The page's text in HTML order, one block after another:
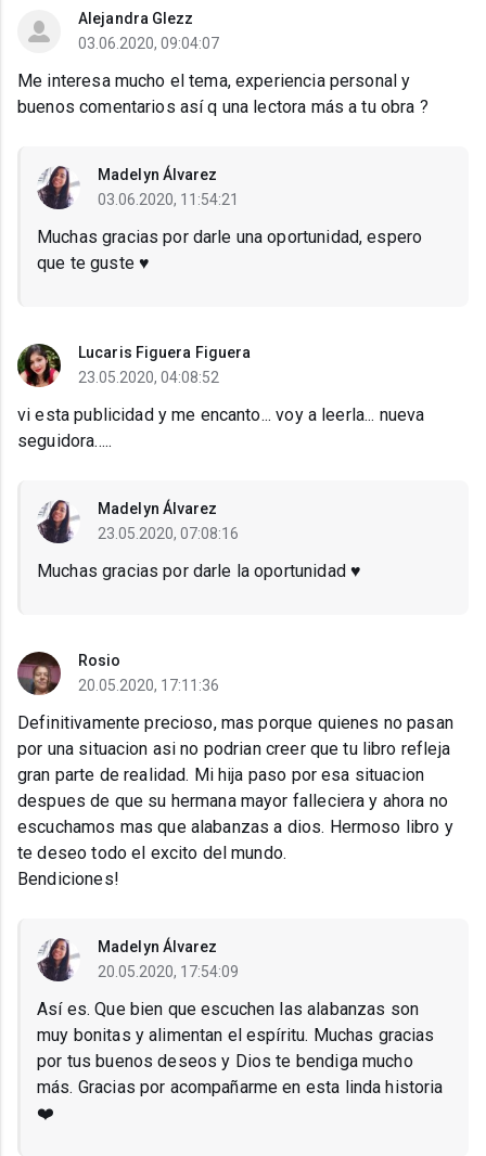
Alejandra Glezz
03.06.2020, 09:04:07
Me interesa mucho el tema, experiencia personal y
buenos comentarios así q una lectora más a tu obra ?
Madelyn Álvarez
03.06.2020, 11:54:21
Muchas gracias por darle una oportunidad, espero
que te guste ♥️
Lucaris Figuera Figuera
23.05.2020, 04:08:52
vi esta publicidad y me encanto... voy a leerla... nueva
seguidora.....
Madelyn Álvarez
23.05.2020, 07:08:16
Muchas gracias por darle la oportunidad ♥
Rosio
20.05.2020, 17:11:36
Definitivamente precioso, mas porque quienes no pasan
por una situacion asi no podrian creer que tu libro refleja
gran parte de realidad. Mi hija paso por esa situacion
despues de que su hermana mayor falleciera y ahora no
escuchamos mas que alabanzas a dios. Hermoso libro y
te deseo todo el excito del mundo.
Bendiciones!
Madelyn Álvarez
20.05.2020, 17:54:09
Así es. Que bien que escuchen las alabanzas son
muy bonitas y alimentan el espíritu. Muchas gracias
por tus buenos deseos y Dios te bendiga mucho
más. Gracias por acompañarme en esta linda historia
❤️